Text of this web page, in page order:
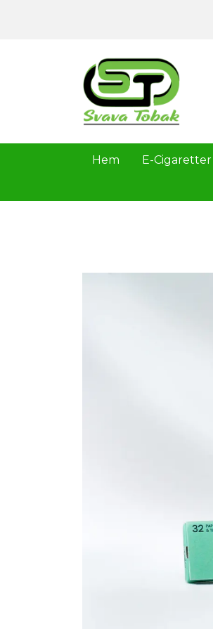
Hem E-Cigaretter